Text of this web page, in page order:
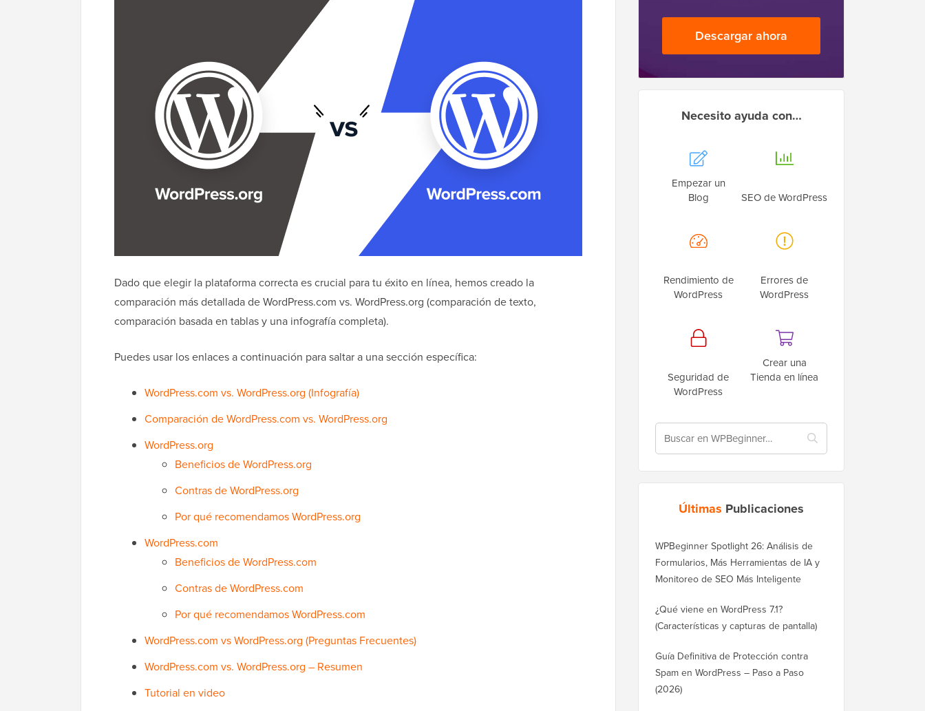
Dado que elegir la plataforma correcta es crucial para tu éxito en línea, hemos creado la
comparación más detallada de WordPress.com vs. WordPress.org (comparación de texto,
comparación basada en tablas y una infografía completa).
Puedes usar los enlaces a continuación para saltar a una sección específica:
WordPress.com vs. WordPress.org (Infografía)
Comparación de WordPress.com vs. WordPress.org
WordPress.org
Beneficios de WordPress.org
Contras de WordPress.org
Por qué recomendamos WordPress.org
WordPress.com
Beneficios de WordPress.com
Contras de WordPress.com
Por qué recomendamos WordPress.com
WordPress.com vs WordPress.org (Preguntas Frecuentes)
WordPress.com vs. WordPress.org – Resumen
Tutorial en video
Descargar ahora
Necesito ayuda con…
Empezar un
Blog
SEO de WordPress
Rendimiento de
WordPress
Errores de
WordPress
Seguridad de
WordPress
Crear una
Tienda en línea
Últimas Publicaciones
WPBeginner Spotlight 26: Análisis de
Formularios, Más Herramientas de IA y
Monitoreo de SEO Más Inteligente
¿Qué viene en WordPress 7.1?
(Características y capturas de pantalla)
Guía Definitiva de Protección contra
Spam en WordPress – Paso a Paso
(2026)